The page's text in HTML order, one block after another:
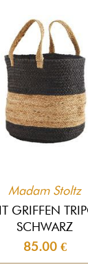
Madam Stoltz
GRIFFEN
SCHWARZ
85.00 €